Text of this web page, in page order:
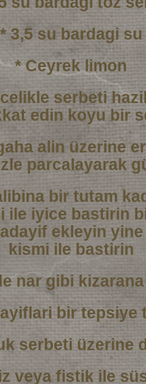
* 3,5 su bardagi su
* Ceyrek limon
serbeti
edin koyu bir
alin üzerine
parcalayarak
bir tutam
ile iyice bastirin
ekleyin
kismi ile bastirin
nar gibi
bir tepsiye
serbeti üzerine
veya fistik ile